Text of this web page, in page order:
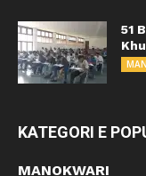
51
KATEGORI E
MANOKWARI